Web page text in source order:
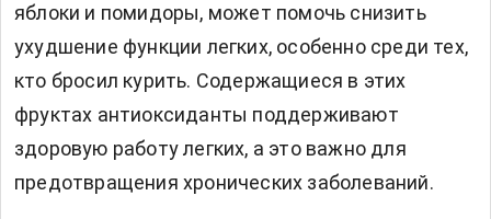
яблоки и помидоры, может помочь снизить
ухудшение функции легких, особенно среди тех,
кто бросил курить. Содержащиеся в этих
фруктах антиоксиданты поддерживают
здоровую работу легких, а это важно для
предотвращения хронических заболеваний.